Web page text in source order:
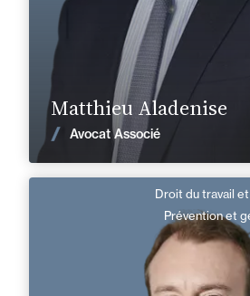
Matthieu Aladenise
Avocat Associé
Droit du travail
Prévention et
Anglais, Français